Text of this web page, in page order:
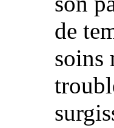
de
soins